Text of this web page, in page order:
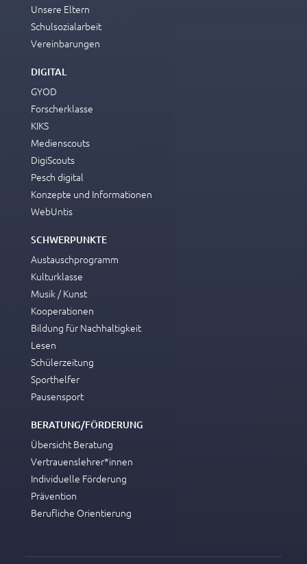
Unsere Eltern
Schulsozialarbeit
Vereinbarungen
DIGITAL
GYOD
Forscherklasse
KIKS
Medienscouts
DigiScouts
Pesch digital
Konzepte und Informationen
WebUntis
SCHWERPUNKTE
Austauschprogramm
Kulturklasse
Musik / Kunst
Kooperationen
Bildung für Nachhaltigkeit
Lesen
Schülerzeitung
Sporthelfer
Pausensport
BERATUNG/FÖRDERUNG
Übersicht Beratung
Vertrauenslehrer*innen
Individuelle Förderung
Prävention
Berufliche Orientierung